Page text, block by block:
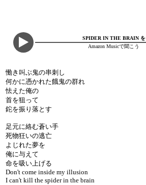
SPIDER IN THE BRAIN を
Amazon Musicで聞こう
慟き叫ぶ鬼の串刺し
何かに憑かれた餓鬼の群れ
怯えた俺の
首を狙って
鉈を振り落とす
足元に絡む蒼い手
死物狂いの逃亡
よじれた夢を
俺に与えて
命を吸い上げる
Don't come inside my illusion
I can't kill the spider in the brain